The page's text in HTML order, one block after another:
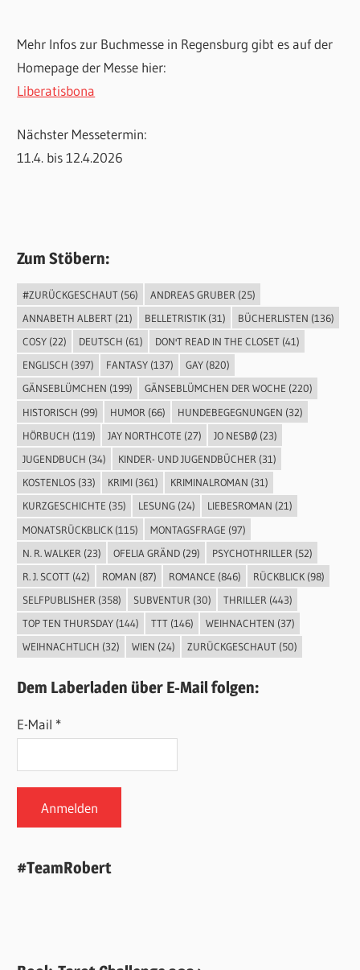
Mehr Infos zur Buchmesse in Regensburg gibt es auf der
Homepage der Messe hier:
Liberatisbona
Nächster Messetermin:
11.4. bis 12.4.2026
Zum Stöbern:
#ZURÜCKGESCHAUT(56) ANDREAS GRUBER (25)
ANNABETH ALBERT(21) BELLETRISTIK(31) BÜCHERLISTEN (136)
COSY(22) DEUTSCH (61) DON'T READ IN THE CLOSET(41)
ENGLISCH (397) FANTASY(137) GAY(820)
GÄNSEBLÜMCHEN (199) GÄNSEBLÜMCHEN DER WOCHE (220)
HISTORISCH (99) HUMOR (66) HUNDEBEGEGNUNGEN (32)
HÖRBUCH (119) JAY NORTHCOTE (27) JO NESBØ(23)
JUGENDBUCH (34) KINDER- UND JUGENDBÜCHER (31)
KOSTENLOS(33) KRIMI(361) KRIMINALROMAN (31)
KURZGESCHICHTE (35) LESUNG(24) LIEBESROMAN (21)
MONATSRÜCKBLICK(115) MONTAGSFRAGE (97)
N. R. WALKER (23) OFELIA GRÄND(29) PSYCHOTHRILLER (52)
R. J. SCOTT(42) ROMAN (87) ROMANCE (846) RÜCKBLICK(98)
SELFPUBLISHER (358) SUBVENTUR (30) THRILLER (443)
TOP TEN THURSDAY(144) TTT(146) WEIHNACHTEN (37)
WEIHNACHTLICH (32) WIEN (24) ZURÜCKGESCHAUT(50)
Dem Laberladen über E-Mail folgen:
E-Mail *
#TeamRobert